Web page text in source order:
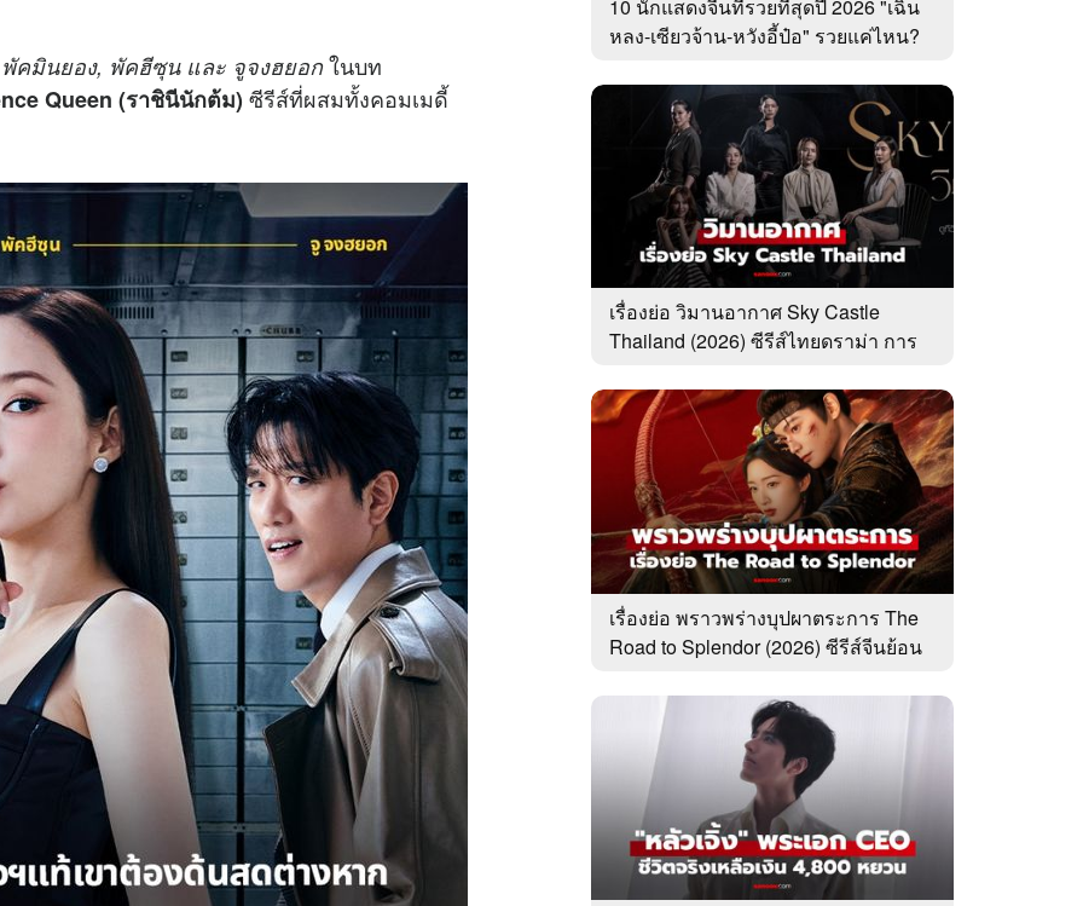
พัคมินยอง, พัคฮีซุน และ จูจงฮยอกในบท
Queen (ราชินีนักต้ม) ซีรีส์ที่ผสมทั้งคอมเมดี้
10 นักแสดงจีนที่รวยที่สุดปี 2026 "เฉิน
หลง-เซียวจ้าน-หวังอี้ป๋อ" รวยแค่ไหน?
เรื่องย่อ วิมานอากาศ Sky Castle
Thailand (2026) ซีรีส์ไทยดราม่า การ
เรื่องย่อ พราวพร่างบุปผาตระการ The
Road to Splendor (2026) ซีรีส์จีนย้อน